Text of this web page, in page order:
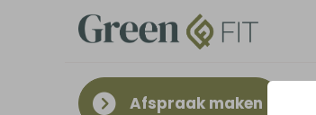
Afspraak maken